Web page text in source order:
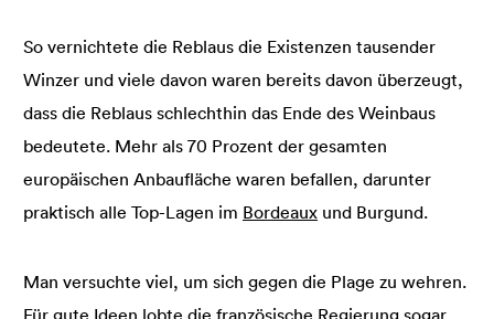
So vernichtete die Reblaus die Existenzen tausender
Winzer und viele davon waren bereits davon überzeugt,
dass die Reblaus schlechthin das Ende des Weinbaus
bedeutete. Mehr als 70 Prozent der gesamten
europäischen Anbaufläche waren befallen, darunter
praktisch alle Top-Lagen im Bordeaux und Burgund.
Man versuchte viel, um sich gegen die Plage zu wehren.